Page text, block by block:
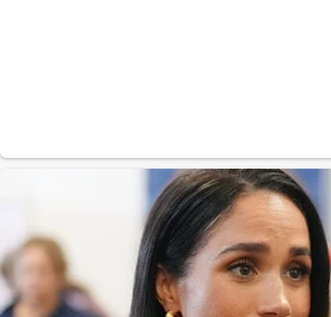
Curatare canapele